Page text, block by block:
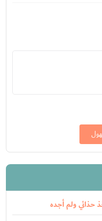
ولم أجده